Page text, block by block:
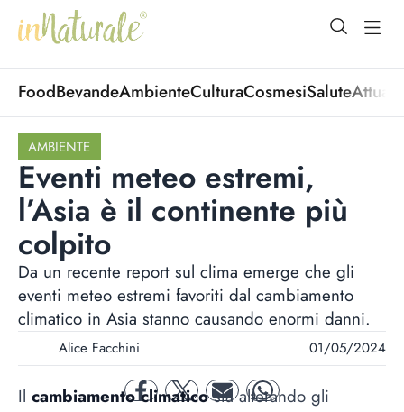
open
FoodBevandeAmbienteCulturaCosmesiSalute
AMBIENTE
Eventi meteo estremi,
l’Asia è il continente più
colpito
Da un recente report sul clima emerge che gli
eventi meteo estremi favoriti dal cambiamento
climatico in Asia stanno causando enormi danni.
Alice Facchini 01/05/2024
facebooktwitter mail whatsapp
Il cambiamento climaticosta alterando gli